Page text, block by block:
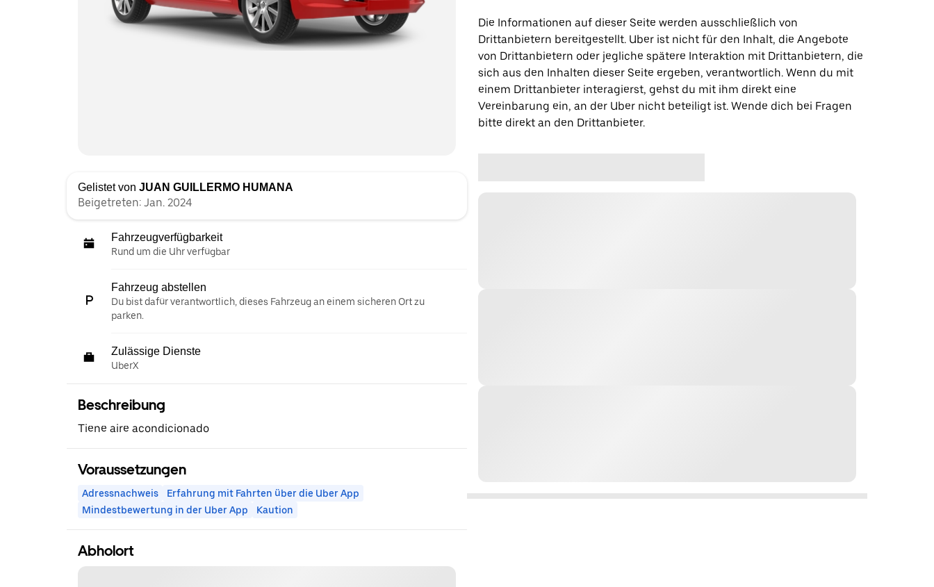
Gelistet von JUAN GUILLERMO HUMANA
Beigetreten: Jan. 2024
Fahrzeugverfügbarkeit
Rund um die Uhr verfügbar
Fahrzeug abstellen
Du bist dafür verantwortlich, dieses Fahrzeug an einem sicheren Ort zu
parken.
Zulässige Dienste
UberX
Beschreibung
Tiene aire acondicionado
Voraussetzungen
Adressnachweis
Erfahrung mit Fahrten über die Uber App
Mindestbewertung in der Uber App
Kaution
Abholort
Die Informationen auf dieser Seite werden ausschließlich von
Drittanbietern bereitgestellt. Uber ist nicht für den Inhalt, die Angebote
von Drittanbietern oder jegliche spätere Interaktion mit Drittanbietern, die
sich aus den Inhalten dieser Seite ergeben, verantwortlich. Wenn du mit
einem Drittanbieter interagierst, gehst du mit ihm direkt eine
Vereinbarung ein, an der Uber nicht beteiligt ist. Wende dich bei Fragen
bitte direkt an den Drittanbieter.